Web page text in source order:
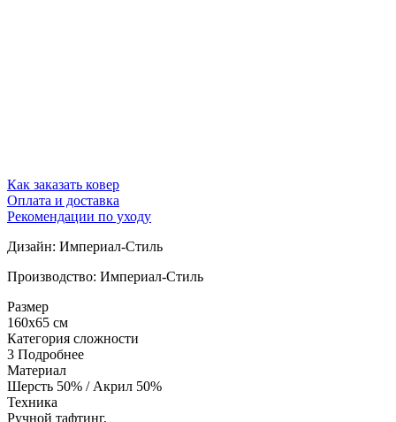
Как заказать ковер
Оплата и доставка
Рекомендации по уходу
Дизайн: Империал-Стиль
Производство: Империал-Стиль
Размер
160x65 см
Категория сложности
3 Подробнее
Материал
Шерсть 50% / Акрил 50%
Техника
Ручной тафтинг,